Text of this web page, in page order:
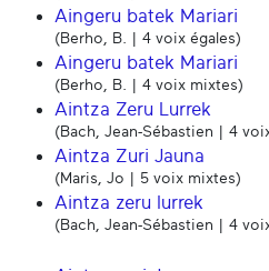
Aingeru batek Mariari
(Berho, B. | 4 voix égales)
Aingeru batek Mariari
(Berho, B. | 4 voix mixtes)
Aintza Zeru Lurrek
(Bach, Jean-Sébastien | 4
Aintza Zuri Jauna
(Maris, Jo | 5 voix mixtes)
Aintza zeru lurrek
(Bach, Jean-Sébastien | 4